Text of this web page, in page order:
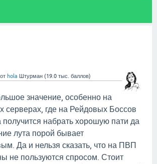
от hola Штурман (19.0 тыс. баллов)
значение, особенно на
серверах, где на Рейдовых Боссов
получится набрать хорошую пати да
лута порой бывает
Да и нельзя сказать, что на ПВП
не пользуются спросом. Стоит